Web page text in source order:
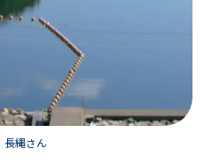
長縄さん